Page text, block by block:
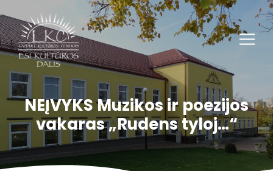
NEĮVYKS Muzikos ir poezijos
vakaras „Rudens tyloj…“